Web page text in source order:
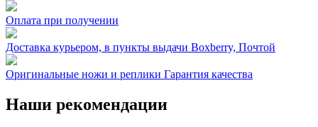
Оплата при получении
Доставка курьером, в пункты выдачи Boxberry, Почтой
Оригинальные ножи и реплики Гарантия качества
Наши рекомендации